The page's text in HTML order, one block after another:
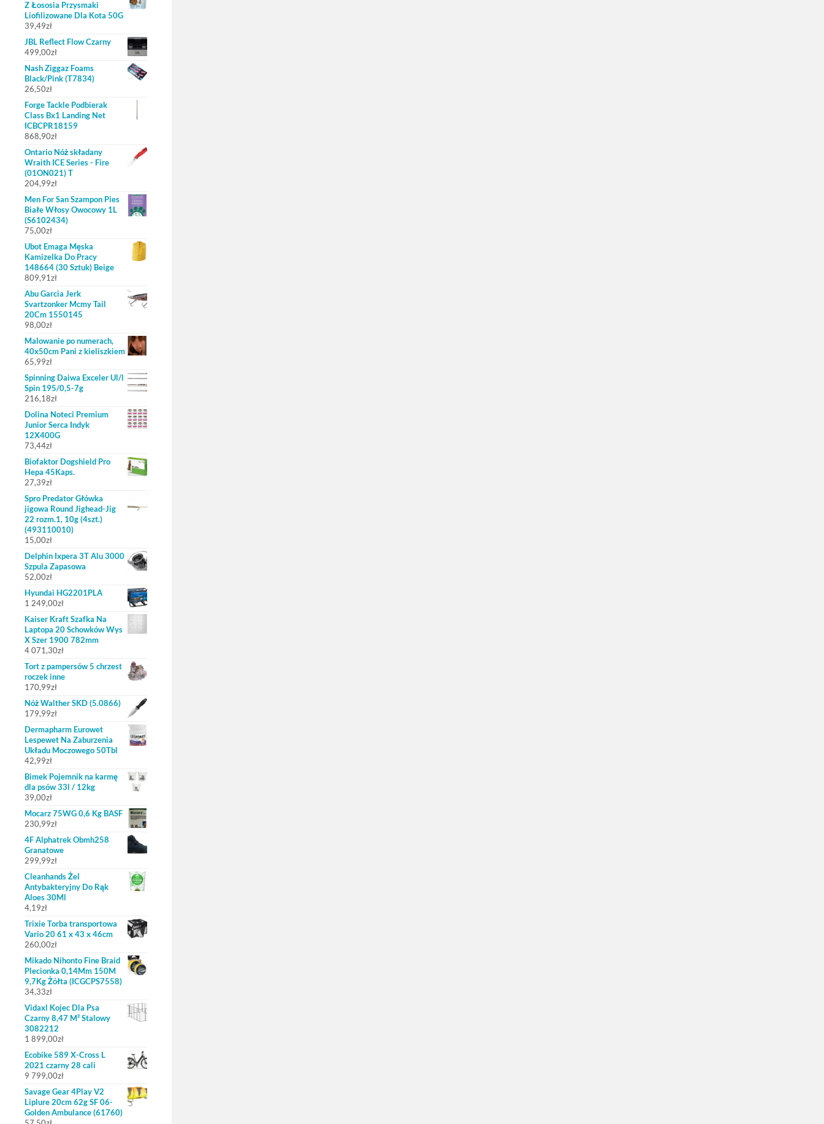
Z Łososia Przysmaki
Liofilizowane Dla Kota 50G
39,49zł
JBL Reflect Flow Czarny
499,00zł
Nash Ziggaz Foams
Black/Pink (T7834)
26,50zł
Forge Tackle Podbierak
Class Bx1 Landing Net
ICBCPR18159
868,90zł
Ontario Nóż składany
Wraith ICE Series - Fire
(01ON021) T
204,99zł
Men For San Szampon Pies
Białe Włosy Owocowy 1L
(S6102434)
75,00zł
Ubot Emaga Męska
Kamizelka Do Pracy
148664 (30 Sztuk) Beige
809,91zł
Abu Garcia Jerk
Svartzonker Mcmy Tail
20Cm 1550145
98,00zł
Malowanie po numerach,
40x50cm Pani z kieliszkiem
65,99zł
Spinning Daiwa Exceler Ul/l
Spin 195/0,5-7g
216,18zł
Dolina Noteci Premium
Junior Serca Indyk
12X400G
73,44zł
Biofaktor Dogshield Pro
Hepa 45Kaps.
27,39zł
Spro Predator Główka
jigowa Round Jighead-Jig
22 rozm.1, 10g (4szt.)
(493110010)
15,00zł
Delphin Ixpera 3T Alu 3000
Szpula Zapasowa
52,00zł
Hyundai HG2201PLA
1 249,00zł
Kaiser Kraft Szafka Na
Laptopa 20 Schowków Wys
X Szer 1900 782mm
4 071,30zł
Tort z pampersów 5 chrzest
roczek inne
170,99zł
Nóż Walther SKD (5.0866)
179,99zł
Dermapharm Eurowet
Lespewet Na Zaburzenia
Układu Moczowego 50Tbl
42,99zł
Bimek Pojemnik na karmę
dla psów 33l / 12kg
39,00zł
Mocarz 75WG 0,6 Kg BASF
230,99zł
4F Alphatrek Obmh258
Granatowe
299,99zł
Cleanhands Żel
Antybakteryjny Do Rąk
Aloes 30Ml
4,19zł
Trixie Torba transportowa
Vario 20 61 x 43 x 46cm
260,00zł
Mikado Nihonto Fine Braid
Plecionka 0,14Mm 150M
9,7Kg Żółta (ICGCPS7558)
34,33zł
Vidaxl Kojec Dla Psa
Czarny 8,47 M² Stalowy
3082212
1 899,00zł
Ecobike 589 X-Cross L
2021 czarny 28 cali
9 799,00zł
Savage Gear 4Play V2
Liplure 20cm 62g SF 06-
Golden Ambulance (61760)